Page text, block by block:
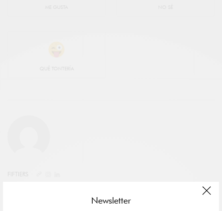
Newsletter
ME GUSTA
QUÉ TONTERÍA
FIFTIERS